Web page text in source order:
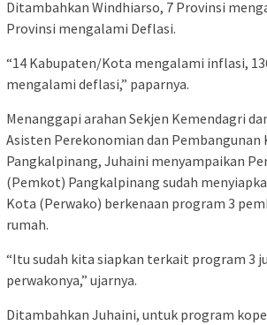
Ditambahkan Windhiarso, 7 Provinsi
Provinsi mengalami Deflasi.
“14 Kabupaten/Kota mengalami inflasi,
mengalami deflasi,” paparnya.
Menanggapi arahan Sekjen Kemendagri
Asisten Perekonomian dan Pembangunan
Pangkalpinang, Juhaini menyampaikan
(Pemkot) Pangkalpinang sudah
Kota (Perwako) berkenaan program 3
rumah.
“Itu sudah kita siapkan terkait program 3
perwakonya,” ujarnya.
Ditambahkan Juhaini, untuk program